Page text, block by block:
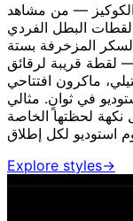
الكوكيز — من مشاهد
لقطات البطل الفردي
السكر المزخرفة بستة
لقطة قريبة لرقائق
ماكرون افتتاحي
في ثوانٍ. مثالي
لحظتها الخاصة
Explore styles→